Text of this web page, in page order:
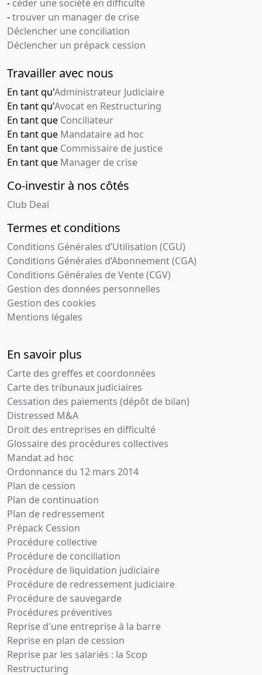
- céder une société en difficulté
-trouver un manager de crise
Déclencher une conciliation
Déclencher un prépack cession
Travailler avec nous
En tant qu'Administrateur Judiciaire
En tant qu'Avocat en Restructuring
En tant que Conciliateur
En tant que Mandataire ad hoc
En tant que Commissaire de justice
En tant que Manager de crise
Co-investir à nos côtés
Club Deal
Termes et conditions
Conditions Générales d’Utilisation (CGU)
Conditions Générales d’Abonnement (CGA)
Conditions Générales de Vente (CGV)
Gestion des données personnelles
Gestion des cookies
Mentions légales
En savoir plus
Carte des greffes et coordonnées
Carte des tribunaux judiciaires
Cessation des paiements (dépôt de bilan)
Distressed M&A
Droit des entreprises en difficulté
Glossaire des procédures collectives
Mandat ad hoc
Ordonnance du 12 mars 2014
Plan de cession
Plan de continuation
Plan de redressement
Prépack Cession
Procédure collective
Procédure de conciliation
Procédure de liquidation judiciaire
Procédure de redressement judiciaire
Procédure de sauvegarde
Procédures préventives
Reprise d'une entreprise à la barre
Reprise en plan de cession
Reprise par les salariés : la Scop
Restructuring